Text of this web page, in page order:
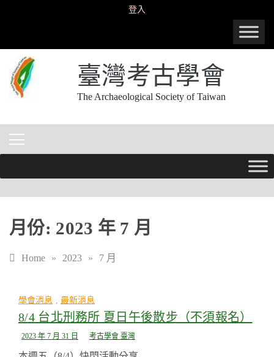
登入
臺灣考古學會
The Archaeological Society of Taiwan
月份: 2023 年 7 月
Home » 2023 » 7 月
學會消息 最新消息
8/4 台北刑務所 夏日午後散步（不須報名）
2023 年 7 月 31 日 考古學會 臺灣